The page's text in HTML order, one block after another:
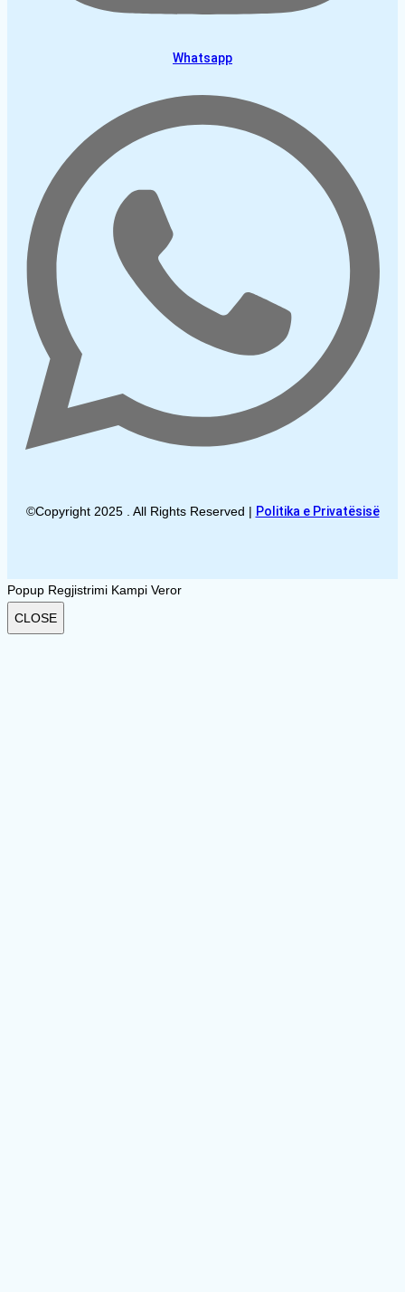
Whatsapp
©Copyright 2025 . All Rights Reserved | Politika e Privatësisë
Popup Regjistrimi Kampi Veror
CLOSE